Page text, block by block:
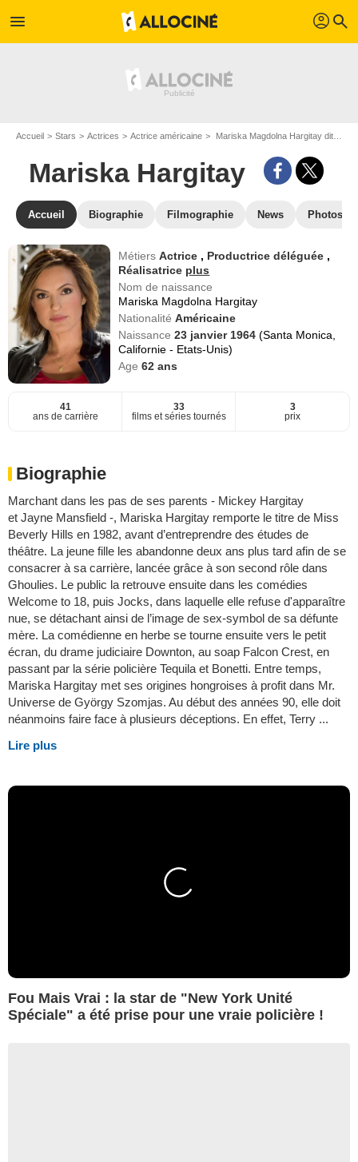
menu profil search
Accueil Stars Actrices Actrice américaine Mariska Magdolna Hargitay dit Mariska Hargitay
Mariska Hargitay
Accueil Biographie Filmographie News Photos
MétiersActrice , Productrice déléguée ,
Réalisatrice plus
Nom de naissance
Mariska Magdolna Hargitay
NationalitéAméricaine
Naissance23 janvier 1964(Santa Monica,
Californie - Etats-Unis)
Age62 ans
41
ans de carrière
33
films et séries tournés
3
prix
Biographie
Marchant dans les pas de ses parents - Mickey Hargitay
et Jayne Mansfield -, Mariska Hargitay remporte le titre de Miss
Beverly Hills en 1982, avant d’entreprendre des études de
théâtre. La jeune fille les abandonne deux ans plus tard afin de se
consacrer à sa carrière, lancée grâce à son second rôle dans
Ghoulies. Le public la retrouve ensuite dans les comédies
Welcome to 18, puis Jocks, dans laquelle elle refuse d'apparaître
nue, se détachant ainsi de l’image de sex-symbol de sa défunte
mère. La comédienne en herbe se tourne ensuite vers le petit
écran, du drame judiciaire Downton, au soap Falcon Crest, en
passant par la série policière Tequila et Bonetti. Entre temps,
Mariska Hargitay met ses origines hongroises à profit dans Mr.
Universe de György Szomjas. Au début des années 90, elle doit
néanmoins faire face à plusieurs déceptions. En effet, Terry ...
Lire plus
Fou Mais Vrai : la star de "New York Unité
Spéciale" a été prise pour une vraie policière !